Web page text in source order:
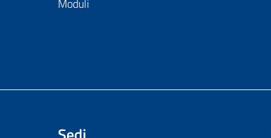
Moduli